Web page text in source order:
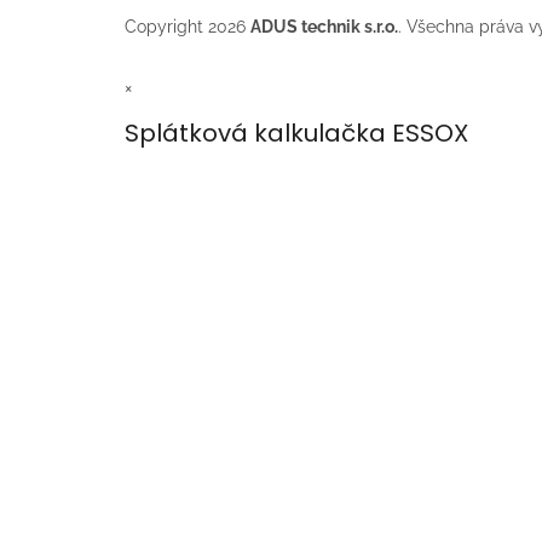
Copyright 2026 ADUS technik s.r.o.. Všechna práva
×
Splátková kalkulačka ESSOX